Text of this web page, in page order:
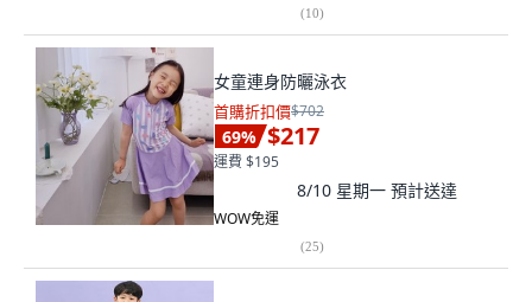
(10)
女童連身防曬泳衣
首購折扣價$702
69% $217
運費 $195
8/10 星期一 預計送達
WOW免運
(25)